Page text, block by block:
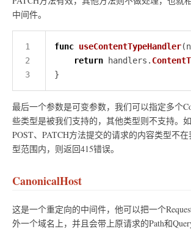
中间件。
1
2
3
func useContentTypeHandler
return handlers.
最后一个参数是可变参数，我们可以指定多个
些类型是被我们支持的，其他类型则不支持。如
POST、PATCH方法提交的请求的内容类型不
型范围内，则返回415错误。
CanonicalHost
这是一个重定向的中间件，他可以把一个
外一个域名上，并且会带上原请求的Path和Query